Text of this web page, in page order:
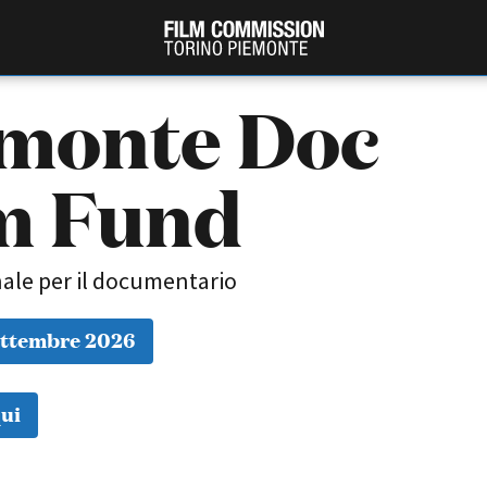
PRODUCTION GUIDE
Doc
Fund
per il documentario
2026